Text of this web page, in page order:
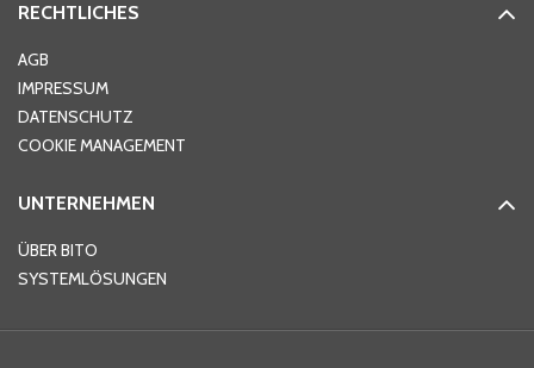
Ort*
Telefon
RECHTLICHES
AGB
IMPRESSUM
DATENSCHUTZ
COOKIE MANAGEMENT
UNTERNEHMEN
ÜBER BITO
SYSTEMLÖSUNGEN